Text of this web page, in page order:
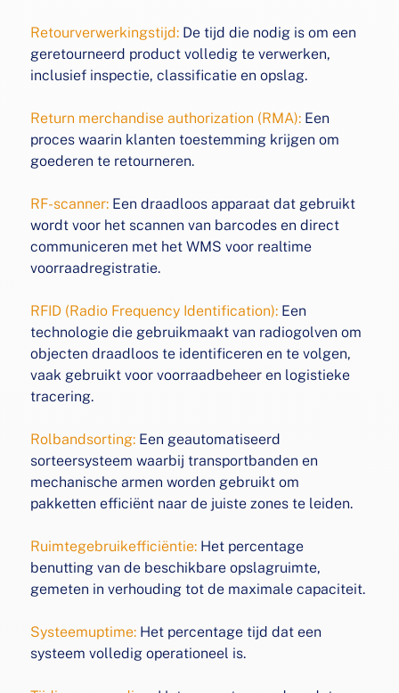
Retourverwerkingstijd: De tijd die nodig is om een
geretourneerd product volledig te verwerken,
inclusief inspectie,classificatie en opslag.
Return merchandise authorization (RMA): Een
proceswaarin klanten toestemming krijgen om
goederen te retourneren.
RF-scanner: Een draadloos apparaat dat gebruikt
wordt voor het scannen van barcodes en direct
communiceren met het WMS voor realtime
voorraadregistratie.
RFID (Radio Frequency Identification): Een
technologiedie gebruikmaakt van radiogolven om
objecten draadlooste identificeren en te volgen,
vaak gebruikt voor voorraadbeheer en logistieke
tracering.
Rolbandsorting: Een geautomatiseerd
sorteersysteem waarbijtransportbanden en
mechanische armen worden gebruiktom
pakketten efficiënt naar de juiste zones te leiden.
Ruimtegebruikefficiëntie: Het percentage
benutting van de beschikbare opslagruimte,
gemeten in verhouding tot de maximale capaciteit.
Systeemuptime: Het percentage tijd dat een
systeem volledigoperationeel is.